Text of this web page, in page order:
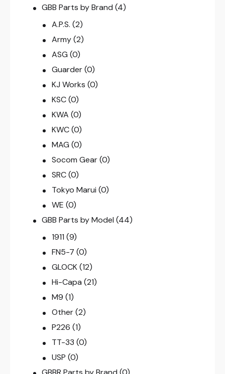
GBB Parts by Brand (4)
A.P.S. (2)
Army (2)
ASG (0)
Guarder (0)
KJ Works (0)
KSC (0)
KWA (0)
KWC (0)
MAG (0)
Socom Gear (0)
SRC (0)
Tokyo Marui (0)
WE (0)
GBB Parts by Model (44)
1911 (9)
FN5-7 (0)
GLOCK (12)
Hi-Capa (21)
M9 (1)
Other (2)
P226 (1)
TT-33 (0)
USP (0)